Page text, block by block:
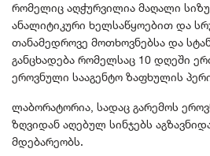
რომელიც აღჭურვილია მაღალი
ანალიტიკური ხელსაწყოებით და
თანამედროვე მოთხოვნებსა და
განცხადება რომელსაც 10 დღეში
ეროვნული სააგენტო ზაფხულის
ლაბორატორია, სადაც გარემოს
ზღვიდან აღებულ სინჯებს
მდებარეობს.